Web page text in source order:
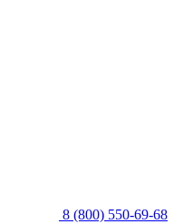
8 (800) 550-69-68